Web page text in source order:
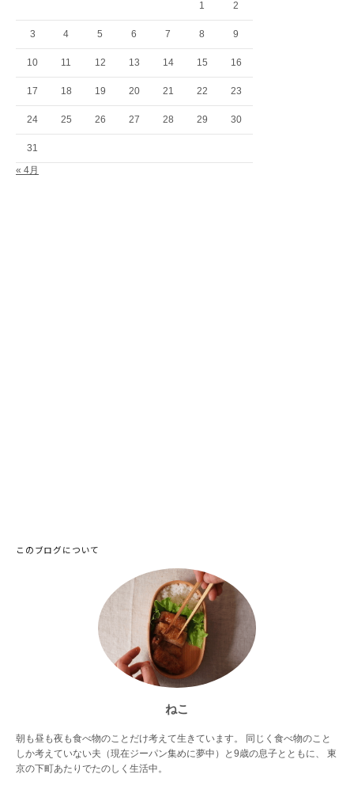
1 2
3 4 5 6 7 8 9
10 11 12 13 14 15 16
17 18 19 20 21 22 23
24 25 26 27 28 29 30
31
« 4月
このブログについて
ねこ
朝も昼も夜も食べ物のことだけ考えて生きています。 同じく食べ物のこと
しか考えていない夫（現在ジーパン集めに夢中）と9歳の息子とともに、 東
京の下町あたりでたのしく生活中。